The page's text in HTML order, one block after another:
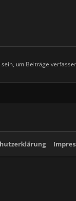
um Beiträge